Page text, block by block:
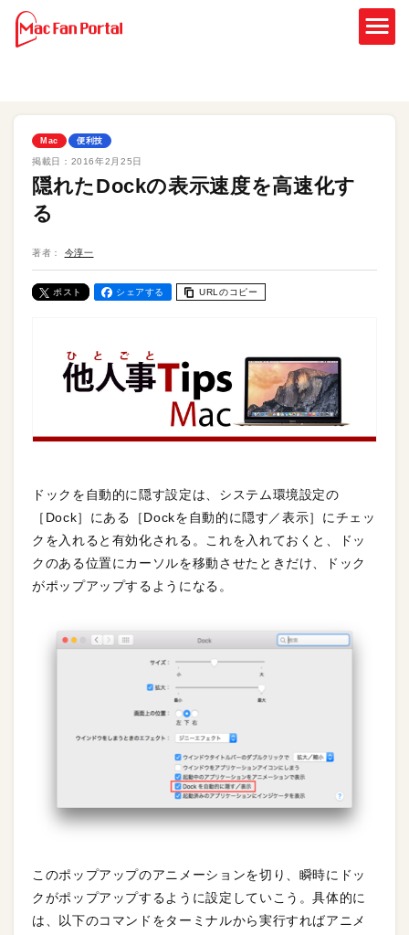
Mac 便利技
掲載日： 2016年2月25日
隠れたDockの表示速度を高速化す
る
著者： 今淳一
ポスト シェアする URLのコピー
ドックを自動的に隠す設定は、システム環境設定の
［Dock］にある［Dockを自動的に隠す／表示］にチェッ
クを入れると有効化される。これを入れておくと、ドッ
クのある位置にカーソルを移動させたときだけ、ドック
がポップアップするようになる。
このポップアップのアニメーションを切り、瞬時にドッ
クがポップアップするように設定していこう。具体的に
は、以下のコマンドをターミナルから実行すればアニメ